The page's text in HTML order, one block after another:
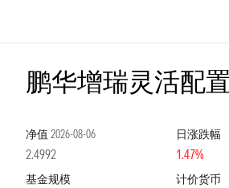
鹏华增瑞灵活配
净值 2026-08-06
2.4992
日涨跌幅
1.47%
基金规模 计价货币